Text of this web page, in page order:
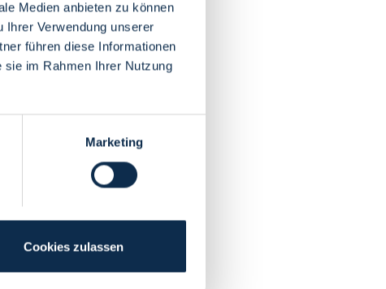
Medien anbieten zu können
Ihrer Verwendung unserer
führen diese Informationen
sie im Rahmen Ihrer Nutzung
Marketing
Cookies zulassen